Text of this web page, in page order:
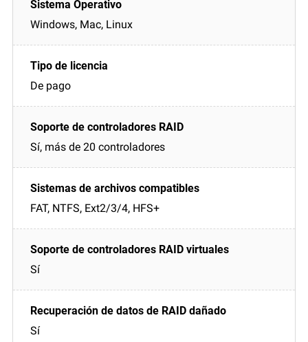
Windows, Mac, Linux
De pago
Sí, más de 20 controladores
FAT, NTFS, Ext2/3/4, HFS+
Sí
Sí